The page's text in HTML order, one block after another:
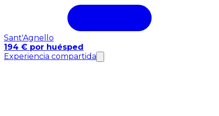
Sant'Agnello
194 € por huésped
Experiencia compartida